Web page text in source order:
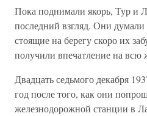
Пока поднимали якорь, Тур и
последний взгляд. Они
стоящие на берегу скоро их
получили впечатление на всю
Двадцать седьмого декабря
год после того, как они
железнодорожной станции в